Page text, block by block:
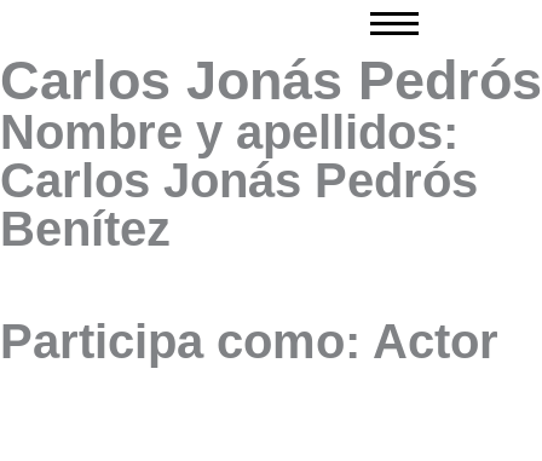
contenido
Carlos Jonás Pedrós
Nombre y apellidos:
Carlos Jonás Pedrós
Benítez
Participa como: Actor